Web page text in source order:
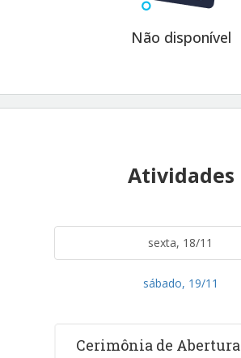
Não disponível
Atividades
sexta, 18/11
sábado, 19/11
Cerimônia de Abertura